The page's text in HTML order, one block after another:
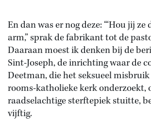
En dan was er nog deze: ‘“Hou jij
arm,” sprak de fabrikant tot de
Daaraan moest ik denken bij de
Sint-Joseph, de inrichting waar de
Deetman, die het seksueel
rooms-katholieke kerk onderzoekt,
raadselachtige sterftepiek stuitte,
vijftig.